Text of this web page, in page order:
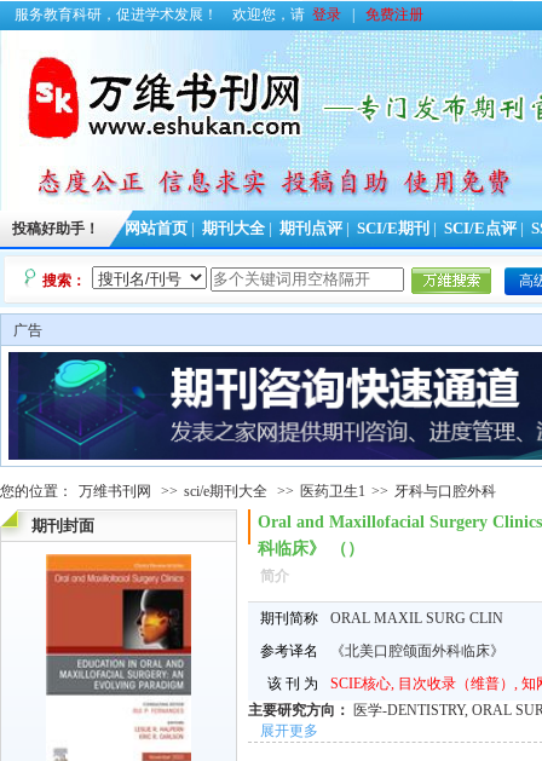
服务教育科研，促进学术发展！ 欢迎您，请 登录 免费注册
投稿好助手！ 网站首页 期刊大全 期刊点评 SCI/E期刊 SCI/E点评
搜索： 高
广告
您的位置： 万维书刊网 >> sci/e期刊大全 >> 医药卫生1 >> 牙科与口腔外科
期刊封面
Oral and Maxillofacial Surgery
科临床》 （）
简介
期刊简称
ORAL MAXIL SURG CLIN
参考译名
《北美口腔颌面外科临床》
该 刊 为
SCIE核心, 目次收录（维普）, 知
主要研究方向：
医学-DENTISTRY, ORAL
展开更多